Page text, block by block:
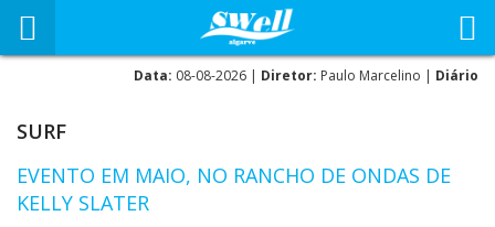
Data: 08-08-2026 | Diretor: Paulo Marcelino | Diário
SURF
EVENTO EM MAIO, NO RANCHO DE ONDAS DE
KELLY SLATER